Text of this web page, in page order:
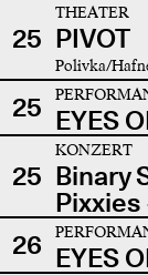
25
THEATER
PIVOT
Polivka/
25 EYES
25
KONZERT
Binary
Pixxies
26 EYES